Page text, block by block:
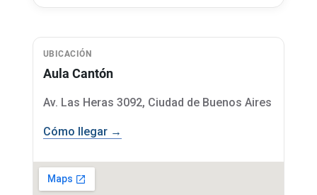
UBICACIÓN
Aula Cantón
Av. Las Heras 3092, Ciudad de Buenos Aires
Cómo llegar →